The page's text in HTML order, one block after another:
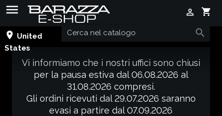

place United
States
shopping_cart


Vi informiamo che i nostri uffici sono chiusi
per la pausa estiva dal 06.08.2026 al
31.08.2026 compresi.
Gli ordini ricevuti dal 29.07.2026 saranno
evasi a partire dal 07.09.2026